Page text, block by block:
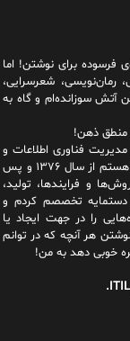
برای نوشتن! اما
رمان‌نویسی، شعرسرایی،
آتش سوزانده‌ام و گاه به
منطق ذهن!
فناوری اطلاعات و
ارتباطات و به‌عنوان مدرس ITIL و مهندس کامپیوتر فعال هستم از سال ۱۳۷۶ و پس
و فرایندها، تولید،
دستمایه تخصصم کردم و
را در جهت ایجاد یا
هر آنچه که در توانم
خوبی دهد به من!